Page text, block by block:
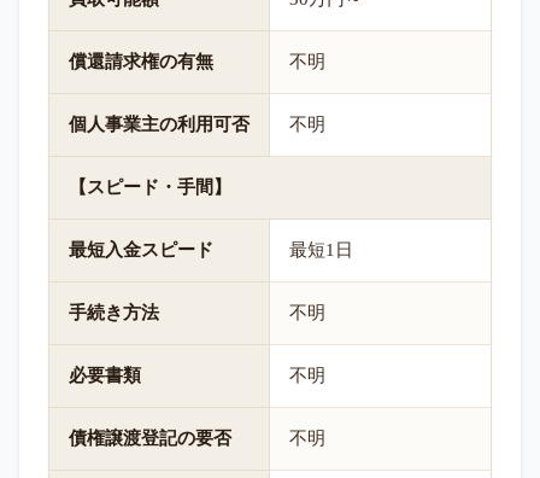
償還請求権の有無 不明
個人事業主の利用可否 不明
【スピード・手間】
最短入金スピード 最短1日
手続き方法 不明
必要書類 不明
債権譲渡登記の要否 不明